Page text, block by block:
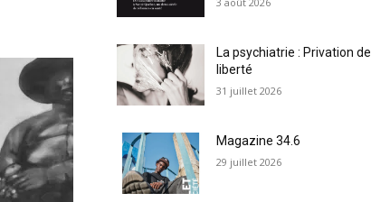
La psychiatrie : Privation de
liberté
31 juillet 2026
Magazine 34.6
29 juillet 2026